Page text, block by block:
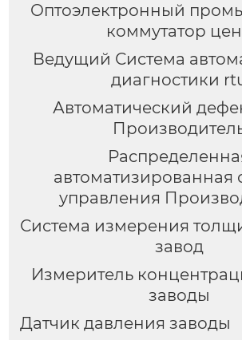
Оптоэлектронный
коммутатор
Ведущий Система
диагностики
Автоматический
автоматизированная
управления
Система измерения
завод
Измеритель
заводы
Датчик давления заводы